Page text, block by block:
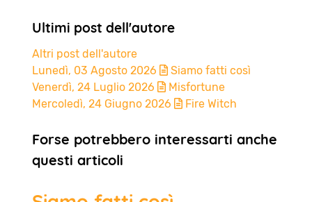
Ultimi post dell'autore
Altri post dell'autore
Lunedì, 03 Agosto 2026
Siamo fatti così
Venerdì, 24 Luglio 2026
Misfortune
Mercoledì, 24 Giugno 2026
Fire Witch
Forse potrebbero interessarti anche
questi articoli